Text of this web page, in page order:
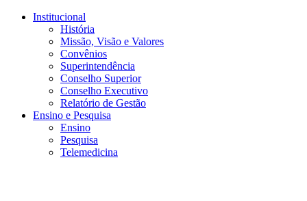
Conteúdo principal
Institucional
História
Missão, Visão e Valores
Convênios
Superintendência
Conselho Superior
Conselho Executivo
Relatório de Gestão
Ensino e Pesquisa
Ensino
Pesquisa
Telemedicina